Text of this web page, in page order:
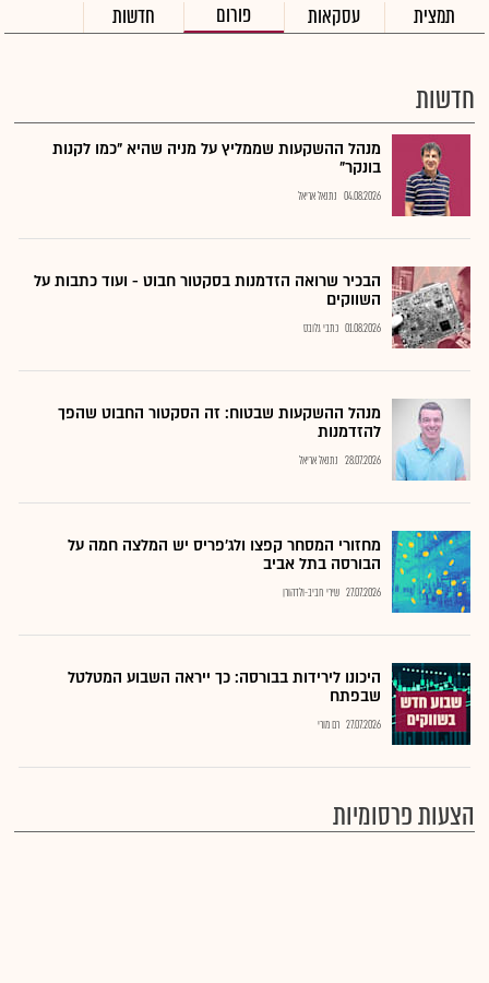
תמצית עסקאות פורום חדשות
חדשות
מנהל ההשקעות שממליץ על מניה שהיא "כמו לקנות
בונקר"
04.08.2026 נתנאל אריאל
הבכיר שרואה הזדמנות בסקטור חבוט - ועוד כתבות על
השווקים
01.08.2026 כתבי גלובס
מנהל ההשקעות שבטוח: זה הסקטור החבוט שהפך
להזדמנות
28.07.2026 נתנאל אריאל
מחזורי המסחר קפצו ולג'פריס יש המלצה חמה על
הבורסה בתל אביב
27.07.2026 שירי חביב-ולדהורן
היכונו לירידות בבורסה: כך ייראה השבוע המטלטל
שבפתח
27.07.2026 רם מורי
הצעות פרסומיות